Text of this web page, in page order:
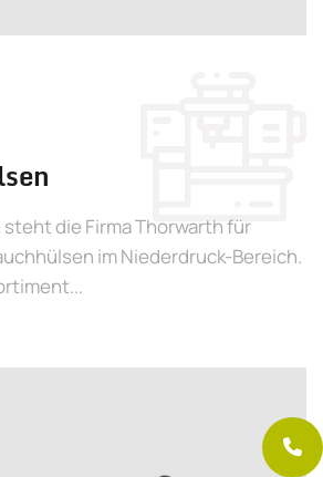
die Firma Thorwarth für
im Niederdruck-Bereich.